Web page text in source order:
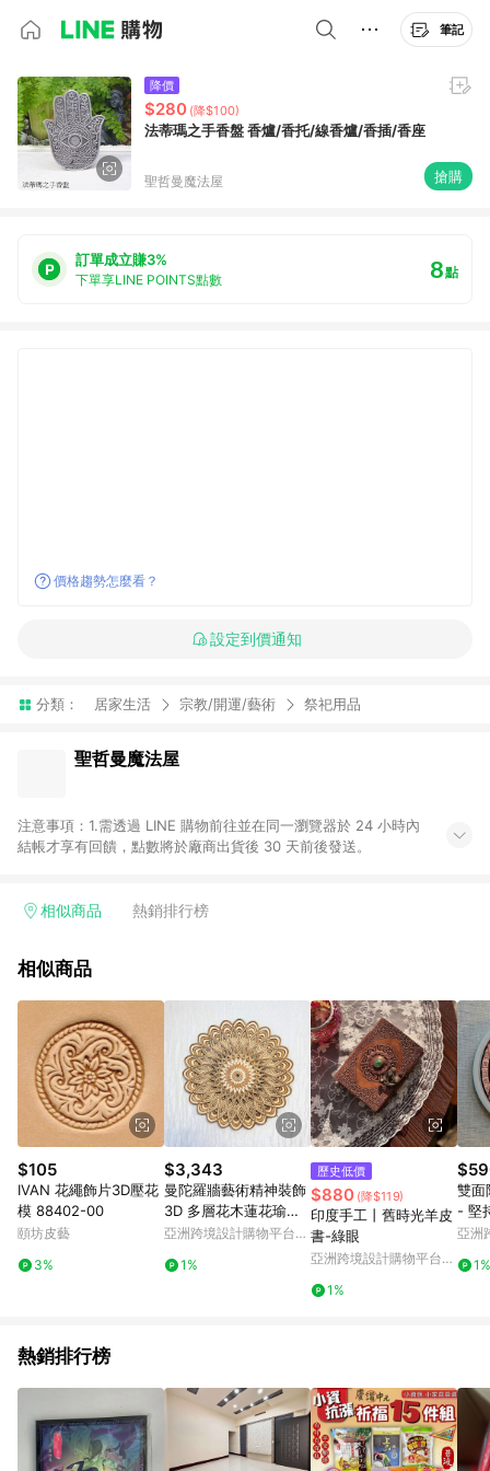
筆記
降價
$280 (降$100)
法蒂瑪之手香盤 香爐/香托/線香爐/香插/香座
聖哲曼魔法屋 搶購
訂單成立賺3%
下單享LINE POINTS點數 8點
價格趨勢怎麼看？
設定到價通知
分類： 居家生活 宗教/開運/藝術 祭祀用品
聖哲曼魔法屋
注意事項：1.需透過 LINE 購物前往並在同一瀏覽器於 24 小時內
結帳才享有回饋，點數將於廠商出貨後 30 天前後發送。
相似商品 熱銷排行榜
相似商品
$105
IVAN 花繩飾片3D壓花
模 88402-00
頤坊皮藝
3%
$3,343
曼陀羅牆藝術精神裝飾
3D 多層花木蓮花瑜珈
脈輪
亞洲跨境設計購物平台
1%
歷史低價
$880 (降$119)
印度手工丨舊時光羊皮
書-綠眼
亞洲跨境設計購物平台
1%
雙面
- 堅
亞洲
1%
熱銷排行榜